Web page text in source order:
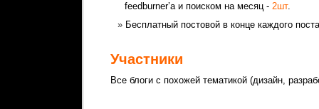
feedburner’а и поиском на месяц - 2шт.
Бесплатный постовой в конце каждого
Участники
Все блоги с похожей тематикой (дизайн,